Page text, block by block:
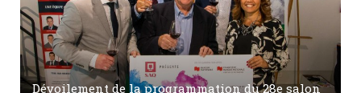
Dévoilement de la programmation du 28e salon